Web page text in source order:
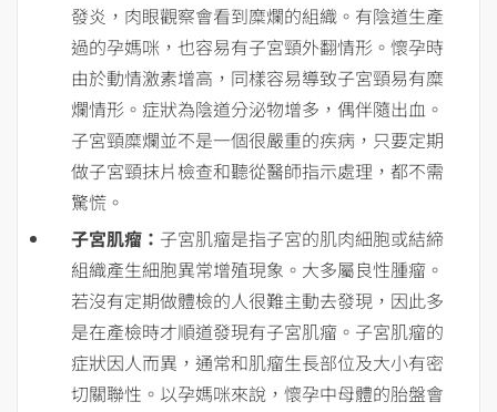
發炎，肉眼觀察會看到糜爛的組織。有陰道生產
過的孕媽咪，也容易有子宮頸外翻情形。懷孕時
由於動情激素增高，同樣容易導致子宮頸易有糜
爛情形。症狀為陰道分泌物增多，偶伴隨出血。
子宮頸糜爛並不是一個很嚴重的疾病，只要定期
做子宮頸抹片檢查和聽從醫師指示處理，都不需
驚慌。
子宮肌瘤： 子宮肌瘤是指子宮的肌肉細胞或結締
組織產生細胞異常增殖現象。大多屬良性腫瘤。
若沒有定期做體檢的人很難主動去發現，因此多
是在產檢時才順道發現有子宮肌瘤。子宮肌瘤的
症狀因人而異，通常和肌瘤生長部位及大小有密
切關聯性。以孕媽咪來說，懷孕中母體的胎盤會